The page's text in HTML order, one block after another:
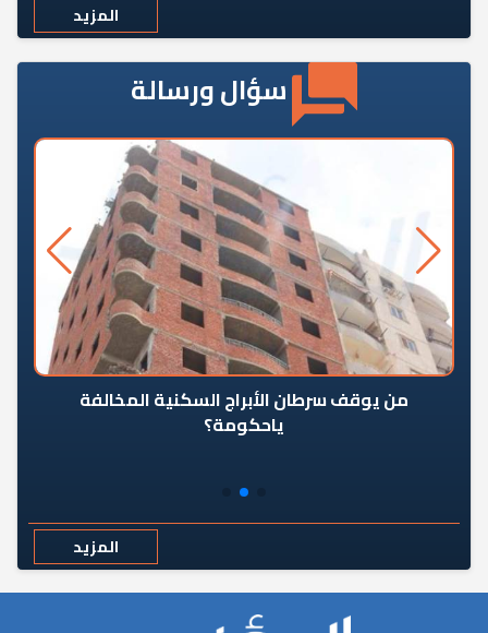
المزيد
سؤال ورسالة
من يوقف سرطان الأبراج السكنية المخالفة
ياحكومة؟
المزيد